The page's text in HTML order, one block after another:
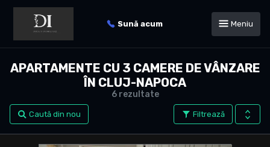
Sună acum Meniu
6 rezultate
APARTAMENTE CU 3 CAMERE DE VÂNZARE
ÎN CLUJ-NAPOCA
Filtrează
Caută din nou